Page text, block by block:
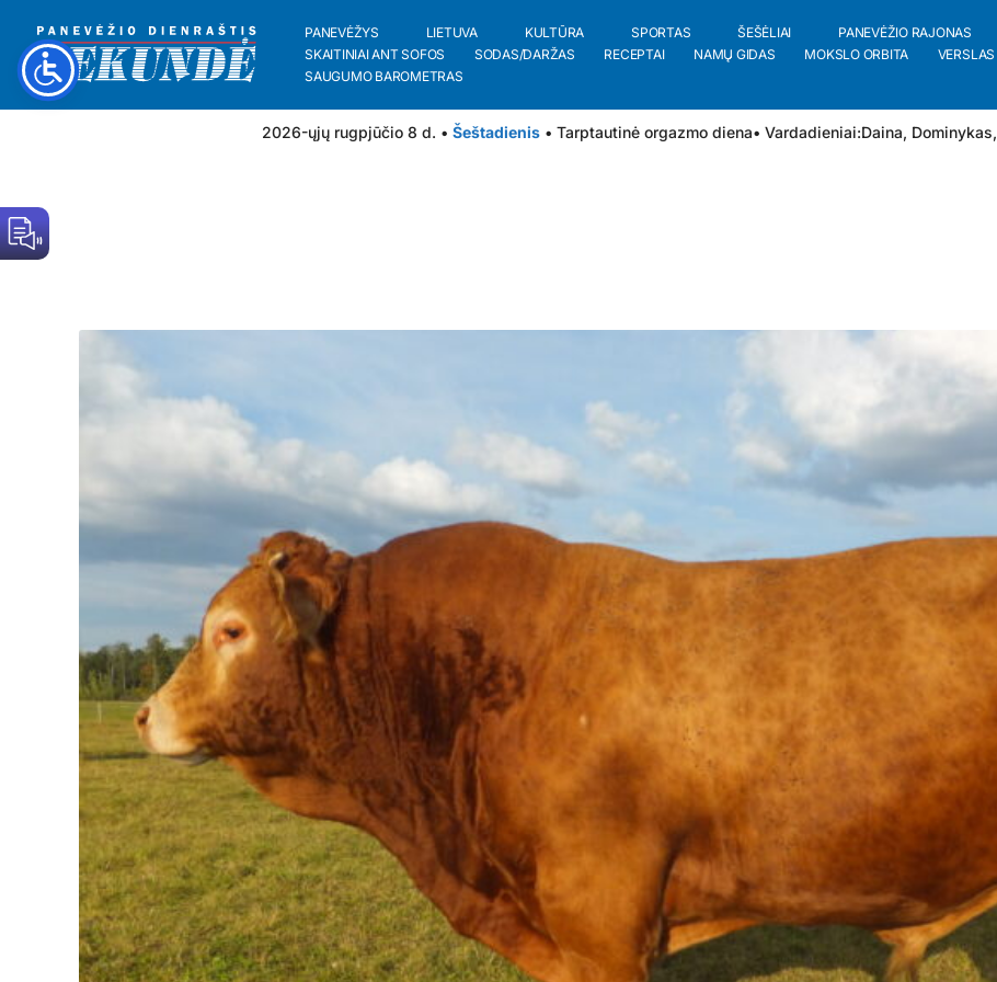
PANEVĖŽYS LIETUVA KULTŪRA SPORTAS ŠEŠĖLIAI PANEVĖŽIO RAJONAS
SKAITINIAI ANT SOFOS
SODAS/DARŽAS RECEPTAI NAMŲ GIDAS MOKSLO ORBITA VERSLAS
SAUGUMO BAROMETRAS
2026-ųjų rugpjūčio 8 d. • Šeštadienis • Tarptautinė orgazmo diena• Vardadieniai:Daina, Dominykas,